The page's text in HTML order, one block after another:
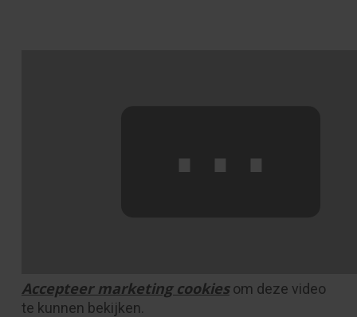
⋯
Accepteer marketing cookiesom deze video
te kunnen bekijken.